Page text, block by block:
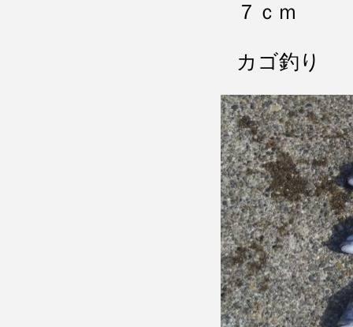
７ｃｍ
カゴ釣り